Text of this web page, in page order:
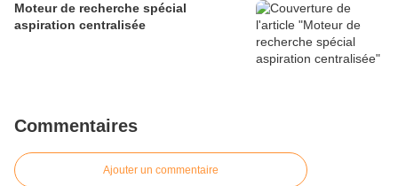
Moteur de recherche spécial
aspiration centralisée
Commentaires
Ajouter un commentaire